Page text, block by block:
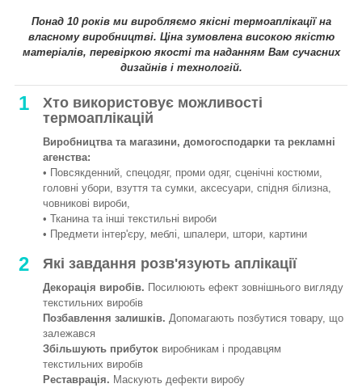
Понад 10 років ми виробляємо якісні термоаплікації на
власному виробництві. Ціна зумовлена високою якістю
матеріалів, перевіркою якості та наданням Вам сучасних
дизайнів і технологій.
1
Хто використовує можливості
термоаплікацій
Виробництва та магазини, домогосподарки та рекламні
агенства:
• Повсякденний, спецодяг, проми одяг, сценічні костюми,
головні убори, взуття та сумки, аксесуари, спідня білизна,
човникові вироби,
• Тканина та інші текстильні вироби
• Предмети інтер'єру, меблі, шпалери, штори, картини
2 Які завдання розв'язують аплікації
Декорація виробів. Посилюють ефект зовнішнього вигляду
текстильних виробів
Позбавлення залишків. Допомагають позбутися товару, що
залежався
Збільшують прибуток виробникам і продавцям
текстильних виробів
Реставрація. Маскують дефекти виробу